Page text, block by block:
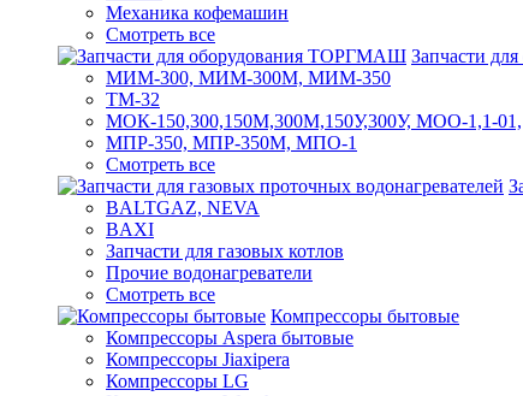
Механика кофемашин
Смотреть все
Запчасти
МИМ-300, МИМ-300М, МИМ-350
ТМ-32
МОК-150,300,150М,300М,150У,300У, МОО-1,1-01,
МПР-350, МПР-350М, МПО-1
Смотреть все
BALTGAZ, NEVA
BAXI
Запчасти для газовых котлов
Прочие водонагреватели
Смотреть все
Компрессоры бытовые
Компрессоры Aspera бытовые
Компрессоры Jiaxipera
Компрессоры LG